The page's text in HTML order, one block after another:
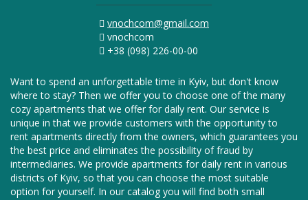
vnochcom@gmail.com
vnochcom
+38 (098) 226-00-00
Want to spend an unforgettable time in Kyiv, but don't know
where to stay? Then we offer you to choose one of the many
cozy apartments that we offer for daily rent. Our service is
unique in that we provide customers with the opportunity to
rent apartments directly from the owners, which guarantees you
the best price and eliminates the possibility of fraud by
intermediaries. We provide apartments for daily rent in various
districts of Kyiv, so that you can choose the most suitable
option for yourself. In our catalog you will find both small